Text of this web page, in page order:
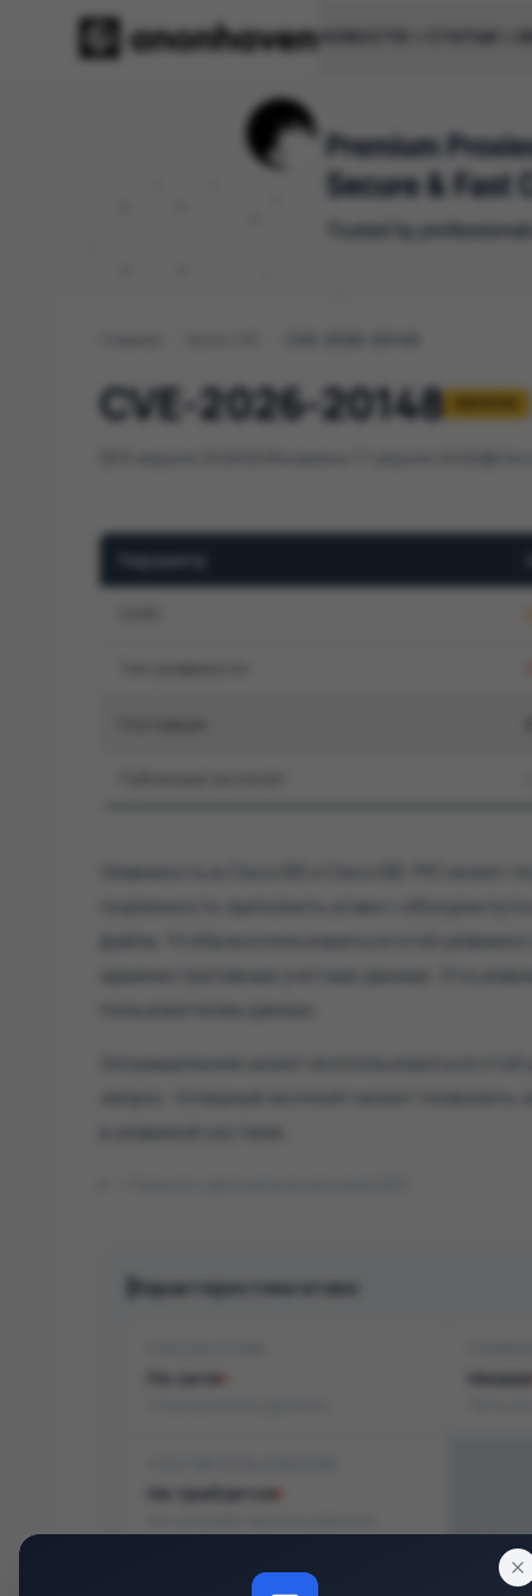
НОВОСТИ
CVE-2026-20148
Параметр
Уязвимость в Cisco ISE и Cisco ISE-PIC
подлинности, выполнить атаки с обходом
файлы. Чтобы воспользоваться этой
административные учетные данные. Эта
Злоумышленник может воспользоваться
запрос. Успешный эксплойт может
Характеристики атаки
Низкая
Легко
Не требуется